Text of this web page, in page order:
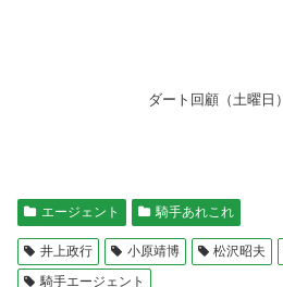
ダート回顧（土曜日）
エージェント 騎手あれこれ
井上政行 小原靖博 松沢昭夫
騎手エージェント